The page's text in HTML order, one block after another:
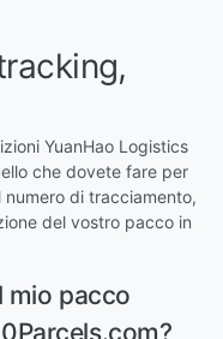
YuanHao Logistics
che dovete fare per
di tracciamento,
del vostro pacco in
mio pacco